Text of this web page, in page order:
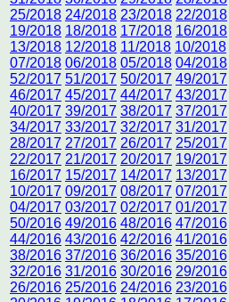
25/2018 24/2018 23/2018 22/2018
19/2018 18/2018 17/2018 16/2018
13/2018 12/2018 11/2018 10/2018
07/2018 06/2018 05/2018 04/2018
52/2017 51/2017 50/2017 49/2017
46/2017 45/2017 44/2017 43/2017
40/2017 39/2017 38/2017 37/2017
34/2017 33/2017 32/2017 31/2017
28/2017 27/2017 26/2017 25/2017
22/2017 21/2017 20/2017 19/2017
16/2017 15/2017 14/2017 13/2017
10/2017 09/2017 08/2017 07/2017
04/2017 03/2017 02/2017 01/2017
50/2016 49/2016 48/2016 47/2016
44/2016 43/2016 42/2016 41/2016
38/2016 37/2016 36/2016 35/2016
32/2016 31/2016 30/2016 29/2016
26/2016 25/2016 24/2016 23/2016